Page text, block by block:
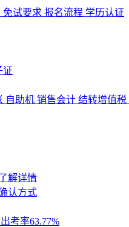
免试要求 报名流程 学历认证
证
自助机 销售会计 结转增值税